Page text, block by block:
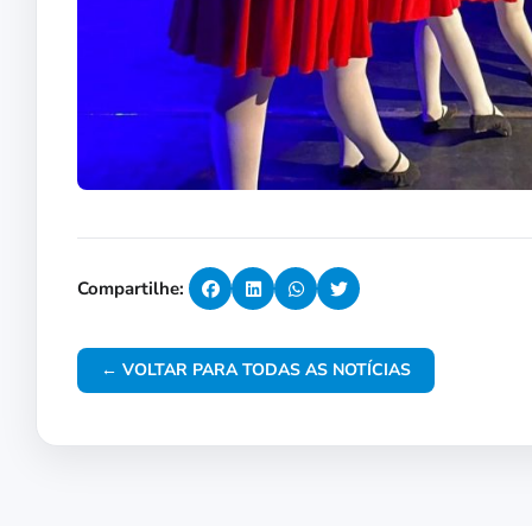
Compartilhe:
← VOLTAR PARA TODAS AS NOTÍCIAS